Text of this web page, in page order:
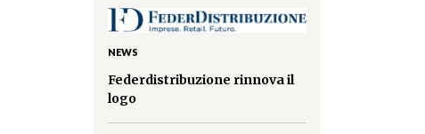
NEWS
Federdistribuzione rinnova il
logo